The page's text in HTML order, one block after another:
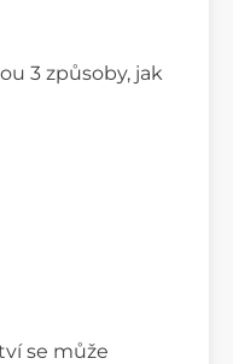
3 způsoby, jak
se může